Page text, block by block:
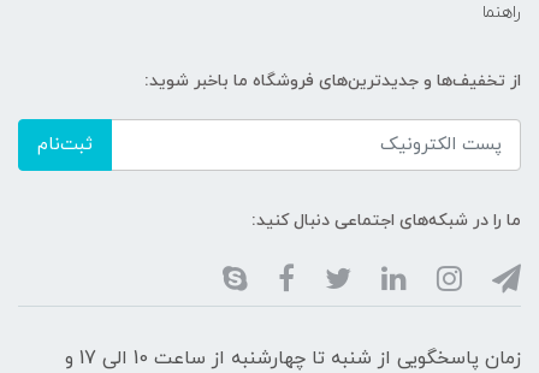
راهنما
از تخفیف‌ها و جدیدترین‌های فروشگاه ما باخبر شوید:
ثبت‌نام
ما را در شبکه‌های اجتماعی دنبال کنید:
زمان پاسخگویی از شنبه تا چهارشنبه از ساعت 10 الی 17 و